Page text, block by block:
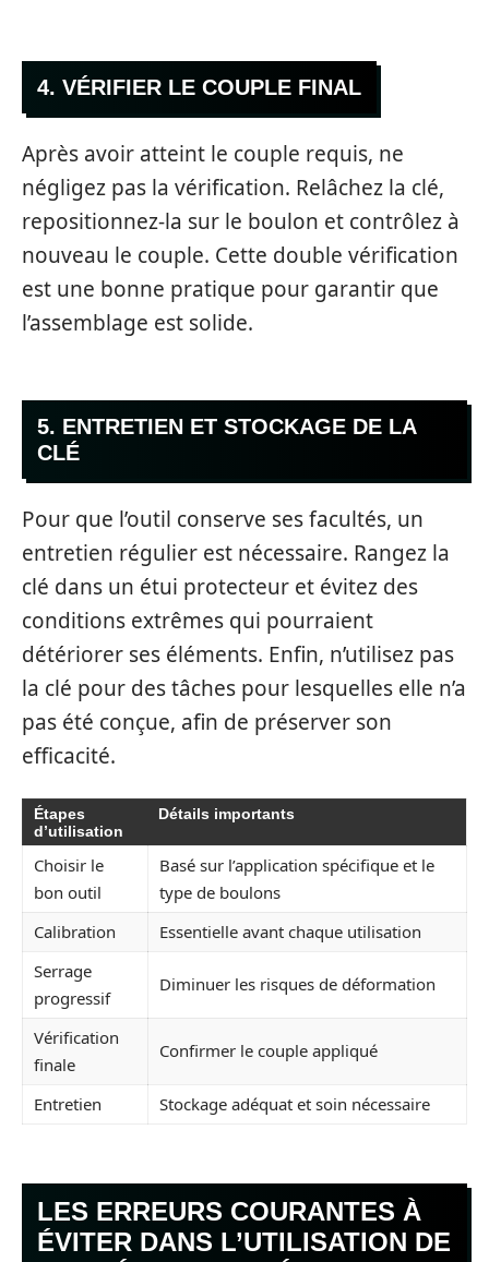
4. VÉRIFIER LE COUPLE FINAL
Après avoir atteint le couple requis, ne
négligez pas la vérification. Relâchez la clé,
repositionnez-la sur le boulon et contrôlez à
nouveau le couple. Cette double vérification
est une bonne pratique pour garantir que
l’assemblage est solide.
5. ENTRETIEN ET STOCKAGE DE LA
CLÉ
Pour que l’outil conserve ses facultés, un
entretien régulier est nécessaire. Rangez la
clé dans un étui protecteur et évitez des
conditions extrêmes qui pourraient
détériorer ses éléments. Enfin, n’utilisez pas
la clé pour des tâches pour lesquelles elle n’a
pas été conçue, afin de préserver son
efficacité.
Étapes
d’utilisation
Détails importants
Choisir le
bon outil
Basé sur l’application spécifique et le
type de boulons
Calibration
Essentielle avant chaque utilisation
Serrage
progressif
Diminuer les risques de déformation
Vérification
finale
Confirmer le couple appliqué
Entretien Stockage adéquat et soin nécessaire
LES ERREURS COURANTES À
ÉVITER DANS L’UTILISATION DE